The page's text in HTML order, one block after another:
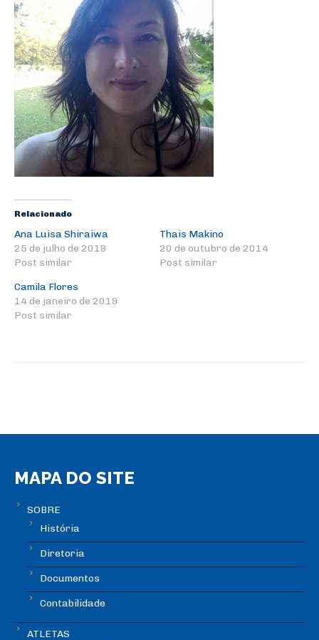
Relacionado
Ana Luisa Shiraiwa
25 de julho de 2018
Post similar
Thais Makino
20 de outubro de 2014
Post similar
Camila Flores
14 de janeiro de 2019
Post similar
MAPA DO SITE
SOBRE
História
Diretoria
Documentos
Contabilidade
ATLETAS